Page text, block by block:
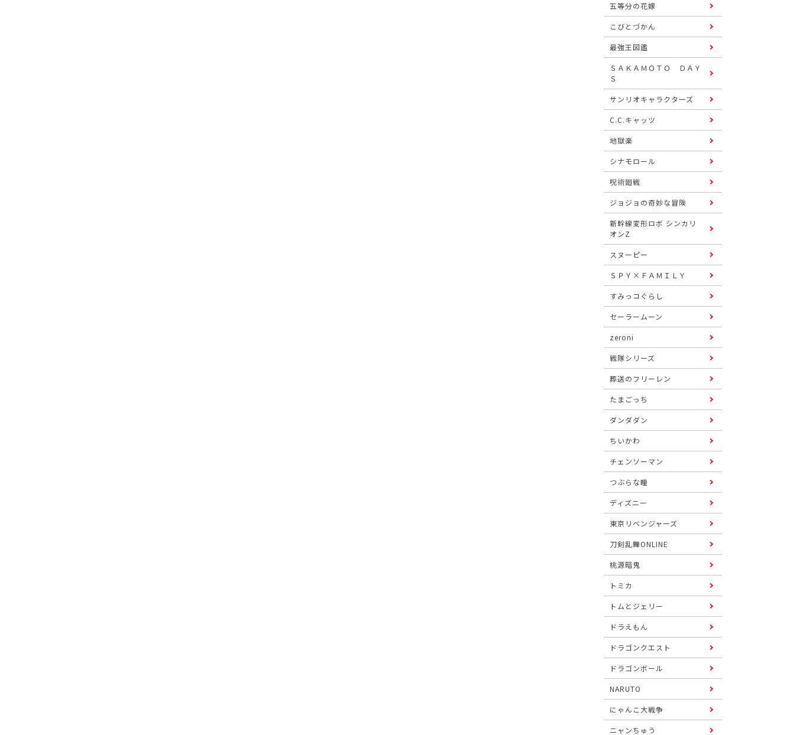
五等分の花嫁
こびとづかん
最強王図鑑
ＳＡＫＡＭＯＴＯ ＤＡＹ
Ｓ
サンリオキャラクターズ
C.C.キャッツ
地獄楽
シナモロール
呪術廻戦
ジョジョの奇妙な冒険
新幹線変形ロボ シンカリ
オンZ
スヌーピー
ＳＰＹ×ＦＡＭＩＬＹ
すみっコぐらし
セーラームーン
zeroni
戦隊シリーズ
葬送のフリーレン
たまごっち
ダンダダン
ちいかわ
チェンソーマン
つぶらな瞳
ディズニー
東京リベンジャーズ
刀剣乱舞ONLINE
桃源暗鬼
トミカ
トムとジェリー
ドラえもん
ドラゴンクエスト
ドラゴンボール
NARUTO
にゃんこ大戦争
ニャンちゅう